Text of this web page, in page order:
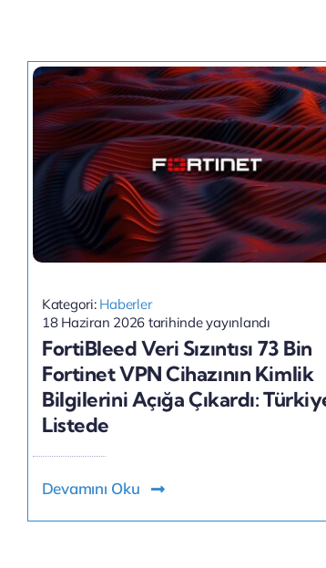
Kategori: Haberler
18 Haziran 2026 tarihinde yayınlandı
FortiBleed Veri Sızıntısı 73 Bin
Fortinet VPN Cihazının Kimlik
Bilgilerini Açığa Çıkardı:
Listede
Devamını Oku